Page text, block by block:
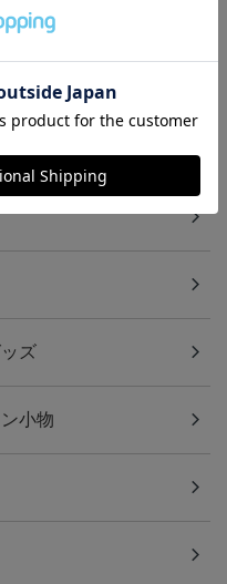
ッズをチェックしたい方
探す
ズ
小物